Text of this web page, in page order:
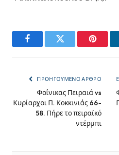
FacebookTwitter
ΠΡΟΗΓΟΎΜΕΝΟ ΆΡΘΡΟ
Φοίνικας Πειραιά vs
Κυρίαρχοι Π. Κοκκινιάς 66-
58. Πήρε το πειραϊκό
ντέρμπι